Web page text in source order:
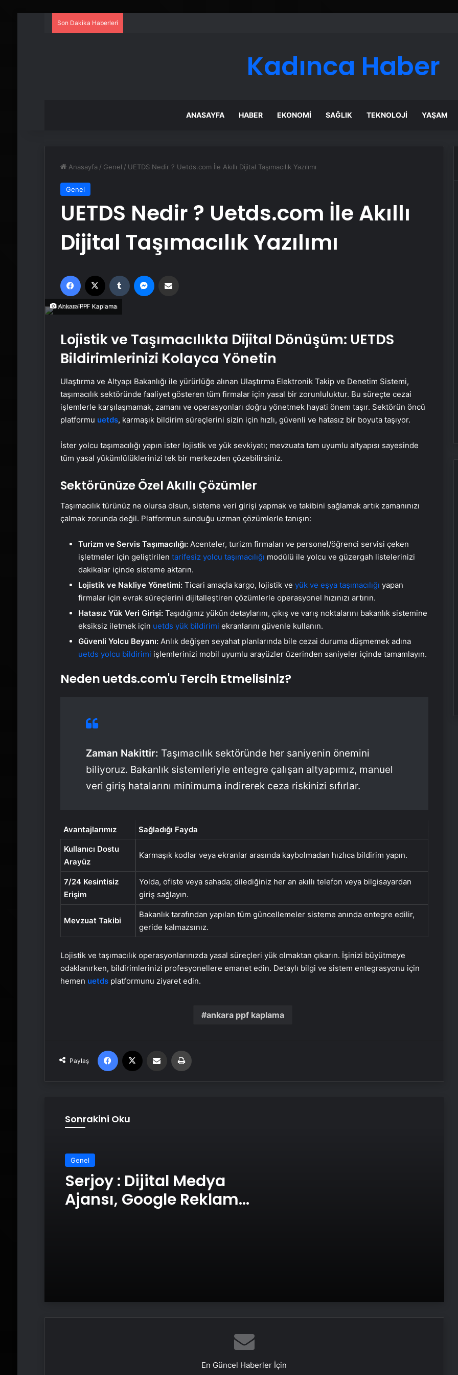
Son Dakika Haberleri
Kadınca Haber
ANASAYFA HABER EKONOMI SAĞLIK TEKNOLOJI YAŞAM
Anasayfa / Genel / UETDS Nedir ? Uetds.com İle Akıllı Dijital Taşımacılık Yazılımı
Genel
UETDS Nedir ? Uetds.com İle Akıllı
Dijital Taşımacılık Yazılımı
Facebook Tumblr
Ankara PPF Kaplama
Lojistik ve Taşımacılıkta Dijital Dönüşüm: UETDS
Bildirimlerinizi Kolayca Yönetin
Ulaştırma ve Altyapı Bakanlığı ile yürürlüğe alınan Ulaştırma Elektronik Takip ve Denetim Sistemi,
taşımacılık sektöründe faaliyet gösteren tüm firmalar için yasal bir zorunluluktur. Bu süreçte cezai
işlemlerle karşılaşmamak, zamanı ve operasyonları doğru yönetmek hayati önem taşır. Sektörün öncü
platformu uetds, karmaşık bildirim süreçlerini sizin için hızlı, güvenli ve hatasız bir boyuta taşıyor.
İster yolcu taşımacılığı yapın ister lojistik ve yük sevkiyatı; mevzuata tam uyumlu altyapısı sayesinde
tüm yasal yükümlülüklerinizi tek bir merkezden çözebilirsiniz.
Sektörünüze Özel Akıllı Çözümler
Taşımacılık türünüz ne olursa olsun, sisteme veri girişi yapmak ve takibini sağlamak artık zamanınızı
çalmak zorunda değil. Platformun sunduğu uzman çözümlerle tanışın:
Turizm ve Servis Taşımacılığı:Acenteler, turizm firmaları ve personel/öğrenci servisi çeken
işletmeler için geliştirilen tarifesiz yolcu taşımacılığı modülü ile yolcu ve güzergah listelerinizi
dakikalar içinde sisteme aktarın.
Lojistik ve Nakliye Yönetimi:Ticari amaçla kargo, lojistik ve yük ve eşya taşımacılığı yapan
firmalar için evrak süreçlerini dijitalleştiren çözümlerle operasyonel hızınızı artırın.
Hatasız Yük Veri Girişi:Taşıdığınız yükün detaylarını, çıkış ve varış noktalarını bakanlık sistemine
eksiksiz iletmek için uetds yük bildirimi ekranlarını güvenle kullanın.
Güvenli Yolcu Beyanı:Anlık değişen seyahat planlarında bile cezai duruma düşmemek adına
uetds yolcu bildirimi işlemlerinizi mobil uyumlu arayüzler üzerinden saniyeler içinde tamamlayın.
Neden uetds.com'u Tercih Etmelisiniz?
Zaman Nakittir: Taşımacılık sektöründe her saniyenin önemini
biliyoruz. Bakanlık sistemleriyle entegre çalışan altyapımız, manuel
veri giriş hatalarını minimuma indirerek ceza riskinizi sıfırlar.
Avantajlarımız
Sağladığı Fayda
Kullanıcı Dostu
Arayüz
Karmaşık kodlar veya ekranlar arasında kaybolmadan hızlıca bildirim yapın.
7/24 Kesintisiz
Erişim
Yolda, ofiste veya sahada; dilediğiniz her an akıllı telefon veya bilgisayardan
giriş sağlayın.
Mevzuat Takibi
Bakanlık tarafından yapılan tüm güncellemeler sisteme anında entegre edilir,
geride kalmazsınız.
Lojistik ve taşımacılık operasyonlarınızda yasal süreçleri yük olmaktan çıkarın. İşinizi büyütmeye
odaklanırken, bildirimlerinizi profesyonellere emanet edin. Detaylı bilgi ve sistem entegrasyonu için
hemen uetdsplatformunu ziyaret edin.
ankara ppf kaplama
Paylaş
Facebook Email'den paylaş
Sonrakini Oku
Genel
Serjoy : Dijital Medya
Ajansı, Google Reklam
En Güncel Haberler İçin